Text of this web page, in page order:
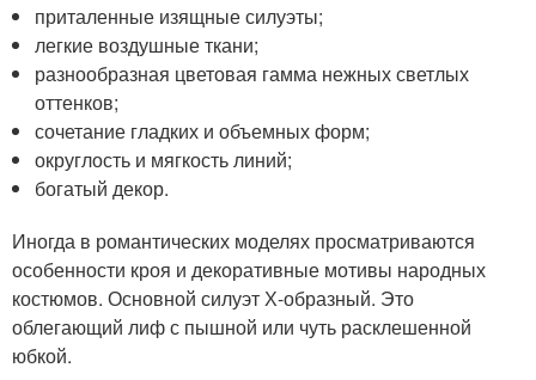
приталенные изящные силуэты;
легкие воздушные ткани;
разнообразная цветовая гамма нежных светлых
оттенков;
сочетание гладких и объемных форм;
округлость и мягкость линий;
богатый декор.
Иногда в романтических моделях просматриваются
особенности кроя и декоративные мотивы народных
костюмов. Основной силуэт Х-образный. Это
облегающий лиф с пышной или чуть расклешенной
юбкой.